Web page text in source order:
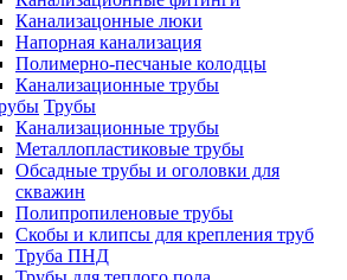
Канализацонные люки
Напорная канализация
Полимерно-песчаные колодцы
Канализационные трубы
Трубы
Канализационные трубы
Металлопластиковые трубы
Обсадные трубы и оголовки для
скважин
Полипропиленовые трубы
Скобы и клипсы для крепления труб
Труба ПНД